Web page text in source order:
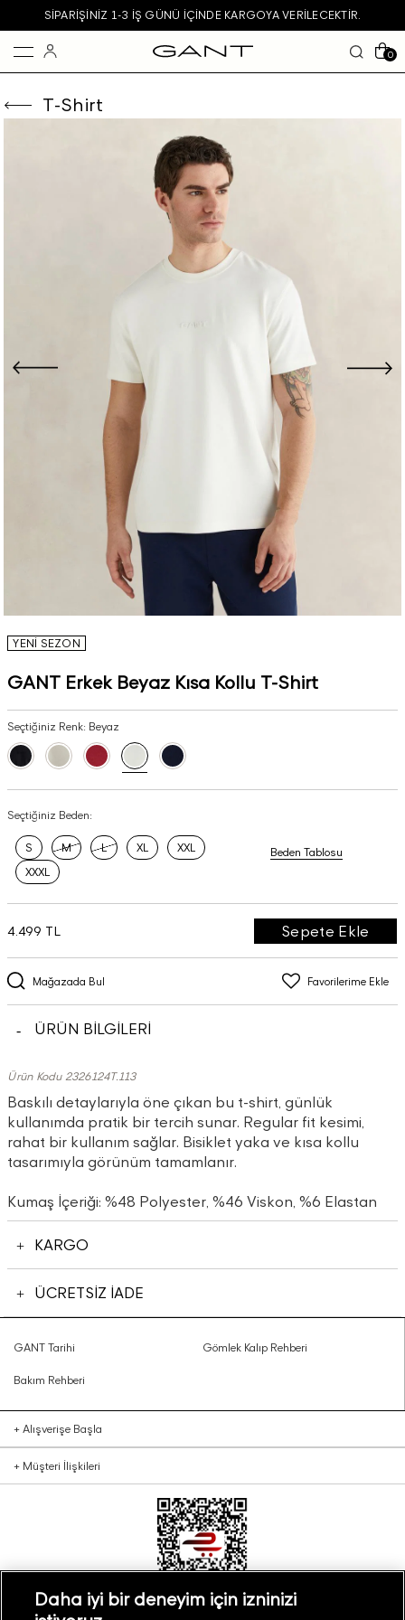
SIPARIŞINIZ 1-3 IŞ GÜNÜ IÇINDE KARGOYA VERILECEKTIR.
0
T-Shirt
YENİ SEZON
GANT Erkek Beyaz Kısa Kollu T-Shirt
Seçtiğiniz Renk: Beyaz
Seçtiğiniz Beden:
S M L XL
XXL
XXXL
Beden Tablosu
Mağazada Bul Favorilerime Ekle
4.499 TL Sepete Ekle
ÜRÜN BİLGİLERİ
Ürün Kodu 2326124T.113
Baskılı detaylarıyla öne çıkan bu t-shirt, günlük
kullanımda pratik bir tercih sunar. Regular fit kesimi,
rahat bir kullanım sağlar. Bisiklet yaka ve kısa kollu
tasarımıyla görünüm tamamlanır.
Kumaş İçeriği: %48 Polyester, %46 Viskon, %6 Elastan
KARGO
ÜCRETSİZ İADE
GANT Tarihi Gömlek Kalıp Rehberi
Bakım Rehberi
+ Alışverişe Başla
+ Müşteri İlişkileri
Daha iyi bir deneyim için izninizi